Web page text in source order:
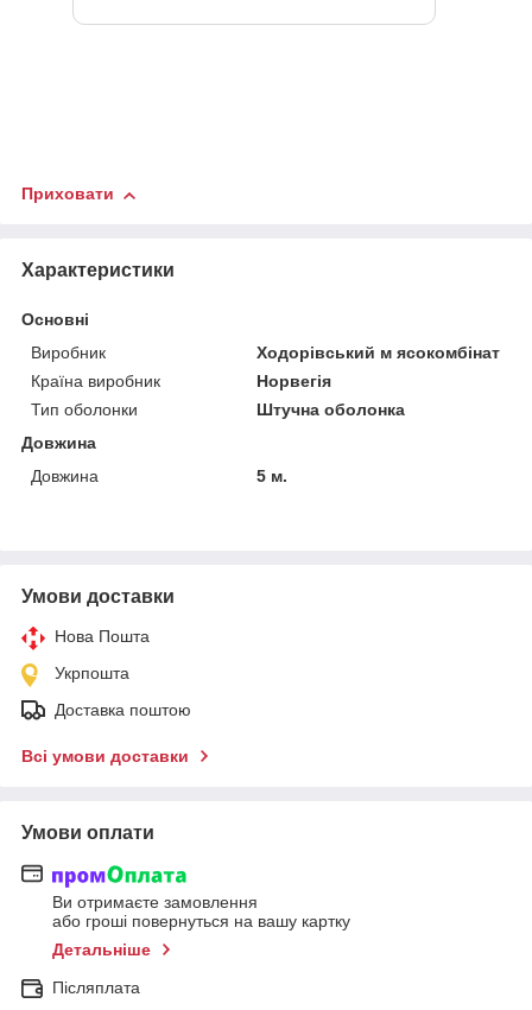
Приховати
Характеристики
Основні
Виробник
Ходорівський м ясокомбінат
Країна виробник
Норвегія
Тип оболонки
Штучна оболонка
Довжина
Довжина
5 м.
Умови доставки
Нова Пошта
Укрпошта
Доставка поштою
Всі умови доставки
Умови оплати
Ви отримаєте замовлення
або гроші повернуться на вашу картку
Детальніше
Післяплата